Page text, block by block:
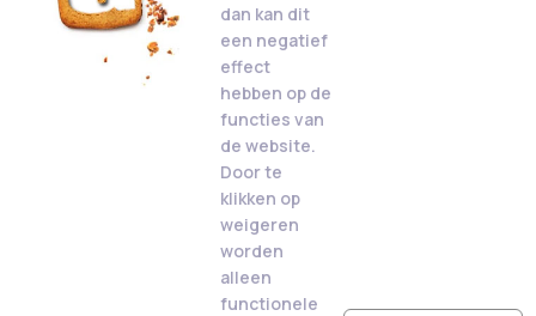
dan kan dit
een negatief
effect
hebben op de
functies van
de website.
Door te
klikken op
weigeren
worden
alleen
functionele